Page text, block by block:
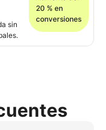
sin
20 % en
conversiones